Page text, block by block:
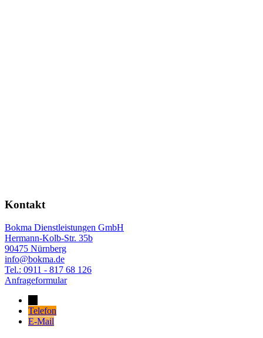
Kontakt
Bokma Dienstleistungen GmbH
Hermann-Kolb-Str. 35b
90475 Nürnberg
info@bokma.de
Tel.: 0911 - 817 68 126
Anfrageformular
Telefon
E-Mail